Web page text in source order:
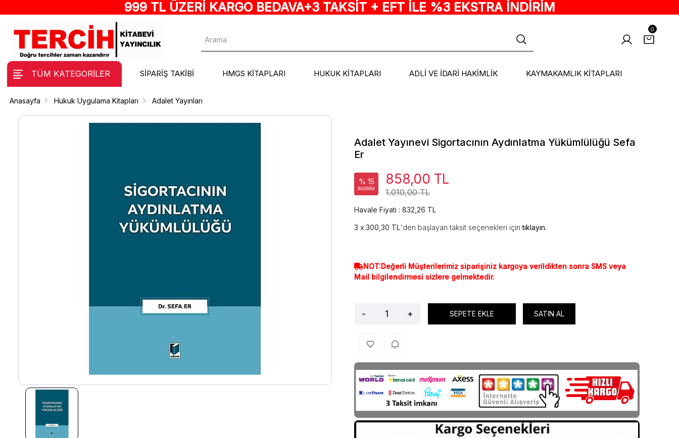
999 TL ÜZERİ KARGO BEDAVA+3 TAKSİT + EFT İLE %3 EKSTRA İNDİRİM
0
TÜM KATEGORİLER SİPARİŞ TAKİBİ HMGS KİTAPLARI HUKUK KİTAPLARI ADLİ VE İDARİ HAKİMLİK KAYMAKAMLIK KİTAPLARI
Anasayfa Hukuk Uygulama Kitapları Adalet Yayınları
Adalet Yayınevi Sigortacının Aydınlatma Yükümlülüğü Sefa
Er
% 15
İNDİRİM 1.010,00 TL
858,00 TL
Havale Fiyatı : 832,26 TL
300,30 TL'den başlayan taksit seçenekleri içintıklayın.
NOT:Değerli Müşterilerimiz siparişiniz kargoya verildikten sonra SMS veya
Mail bilgilendirmesi sizlere gelmektedir.
- + SEPETE EKLE SATIN AL